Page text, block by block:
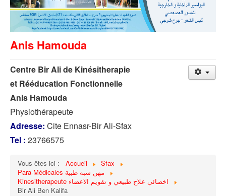
Anis Hamouda
Centre Bir Ali de Kinésitherapie
et Rééducation Fonctionnelle
Anis Hamouda
Physiothérapeute
Adresse: Cite Ennasr-Bir Ali-Sfax
Tel : 23766575
Vous êtes ici : Accueil
Sfax
Para-Médicales مهن شبه طبية
Bir Ali Ben Kalifa